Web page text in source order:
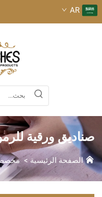
AR
صناديق ورقية
الصفحة الرئيسية>